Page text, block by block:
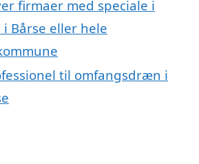
firmaer med speciale i
Bårse eller hele
til omfangsdræn i